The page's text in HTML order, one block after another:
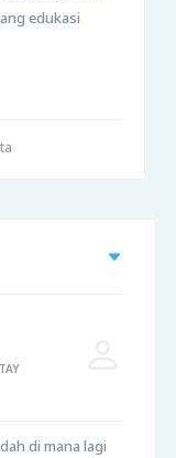
edukasi
di mana lagi